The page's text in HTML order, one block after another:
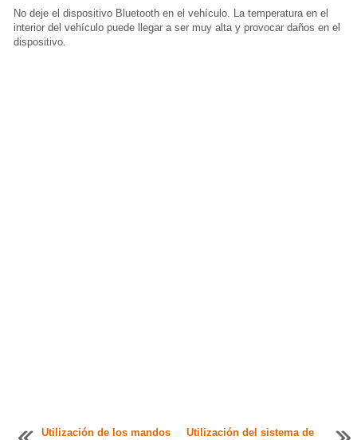
No deje el dispositivo Bluetooth en el vehículo. La temperatura en el
interior del vehículo puede llegar a ser muy alta y provocar daños en el
dispositivo.
Utilización de los mandos
Utilización del sistema de